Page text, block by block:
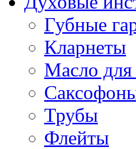
Губные
Кларнеты
Масло для
Трубы
Флейты